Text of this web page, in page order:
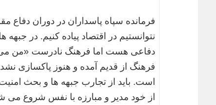
فرمانده سپاه پاسداران در دوران دفاع
نتوانستیم در اقتصاد پیاده کنیم. در
دفاعی هست اما فرهنگ نادرست «من می
فرهنگ از قدیم آمده و هنوز پاکسازی
است. باید از تجارب جبهه ها و بحث
از خود مدیر و مبارزه با نفس شروع می